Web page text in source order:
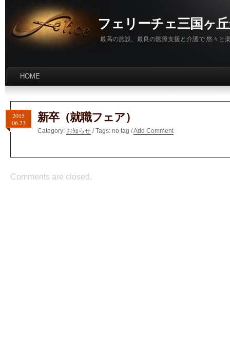
フェリーチェ三国ヶ
最高の施設、最良の医療支援と介護で 悠々と
HOME
2015
06.23
新卒（就職フェア）
Category: お知らせ / Tags: no tag /Add Comment
Comments are closed.